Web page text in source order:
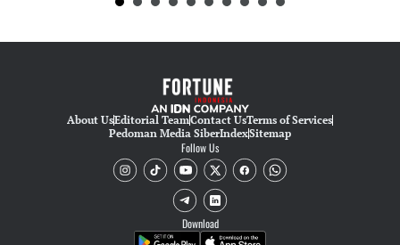
About UsEditorial TeamContact UsTerms of Services
Pedoman Media SiberIndexSitemap
Follow Us
Download